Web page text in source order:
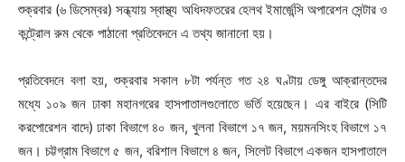
শুক্রবার (৬ ডিসেম্বর) সন্ধ্যায় স্বাস্থ্য অধিদফতরের হেলথ ইমার্জেন্সি অপারেশন সেন্টার ও
কন্ট্রোল রুম থেকে পাঠানো প্রতিবেদনে এ তথ্য জানানো হয়।
প্রতিবেদনে বলা হয়, শুক্রবার সকাল ৮টা পর্যন্ত গত ২৪ ঘণ্টায় ডেঙ্গু আক্রান্তদের
মধ্যে ১০৯ জন ঢাকা মহানগরের হাসপাতালগুলোতে ভর্তি হয়েছেন। এর বাইরে (সিটি
করপোরেশন বাদে) ঢাকা বিভাগে ৪০ জন, খুলনা বিভাগে ১৭ জন, ময়মনসিংহ বিভাগে ১৭
জন। চট্টগ্রাম বিভাগে ৫ জন, বরিশাল বিভাগে ৪ জন, সিলেট বিভাগে একজন হাসপাতালে